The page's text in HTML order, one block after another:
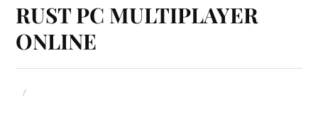
RUST PC MULTIPLAYER
ONLINE